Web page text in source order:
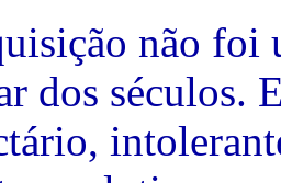
não foi
dos séculos.